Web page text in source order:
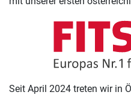
Seit April 2024 treten wir in